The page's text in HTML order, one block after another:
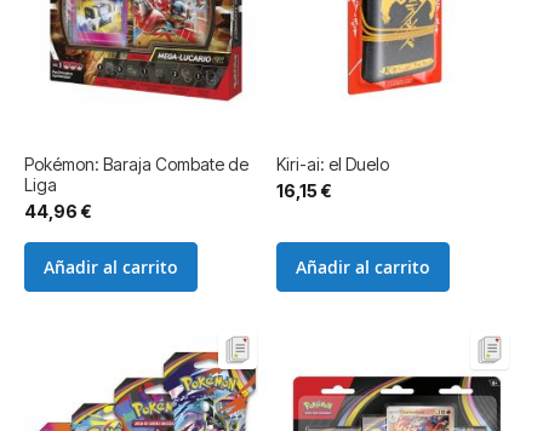
Pokémon: Baraja Combate de
Liga
44,96 €
Añadir al carrito
Kiri-ai: el Duelo
16,15 €
Añadir al carrito